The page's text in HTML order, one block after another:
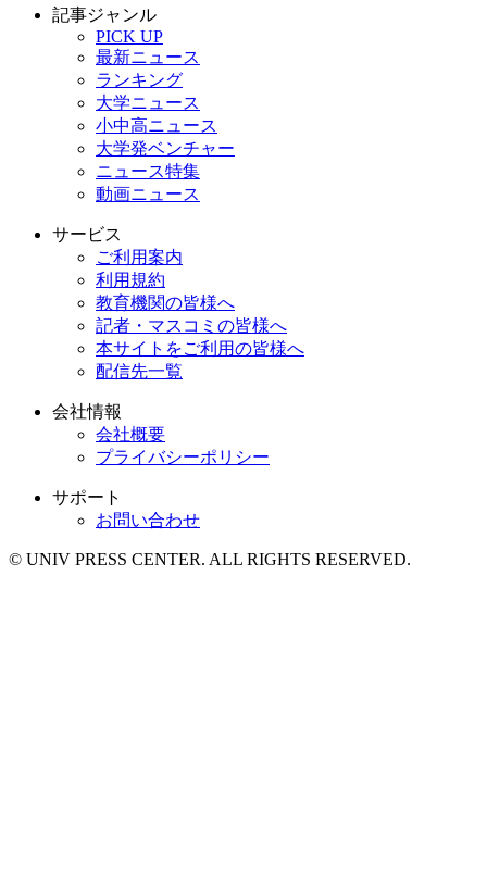
記事ジャンル
PICK UP
最新ニュース
ランキング
大学ニュース
小中高ニュース
大学発ベンチャー
ニュース特集
動画ニュース
サービス
ご利用案内
利用規約
教育機関の皆様へ
記者・マスコミの皆様へ
本サイトをご利用の皆様へ
配信先一覧
会社情報
会社概要
プライバシーポリシー
サポート
お問い合わせ
© UNIV PRESS CENTER. ALL RIGHTS RESERVED.